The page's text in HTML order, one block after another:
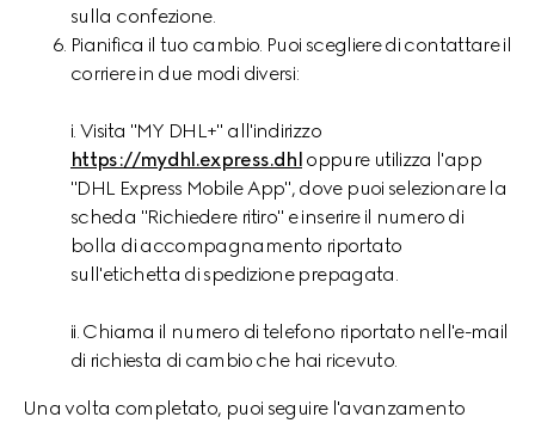
sulla confezione.
Pianifica il tuo cambio. Puoi scegliere di contattare il
corriere in due modi diversi:
i. Visita "MY DHL+" all'indirizzo
https://mydhl.express.dhl oppure utilizza l'app
"DHL Express Mobile App", dove puoi selezionare la
scheda "Richiedere ritiro" e inserire il numero di
bolla di accompagnamento riportato
sull'etichetta di spedizione prepagata.
ii. Chiama il numero di telefono riportato nell'e-mail
di richiesta di cambio che hai ricevuto.
Una volta completato, puoi seguire l'avanzamento